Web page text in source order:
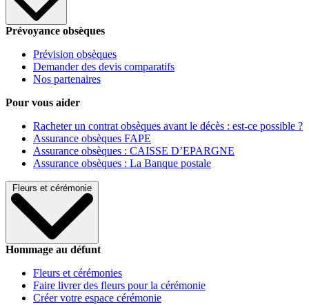
Prévoyance obsèques
Prévision obsèques
Demander des devis comparatifs
Nos partenaires
Pour vous aider
Racheter un contrat obsèques avant le décès : est-ce possible ?
Assurance obsèques FAPE
Assurance obsèques : CAISSE D’EPARGNE
Assurance obsèques : La Banque postale
Fleurs et cérémonie
Hommage au défunt
Fleurs et cérémonies
Faire livrer des fleurs pour la cérémonie
Créer votre espace cérémonie